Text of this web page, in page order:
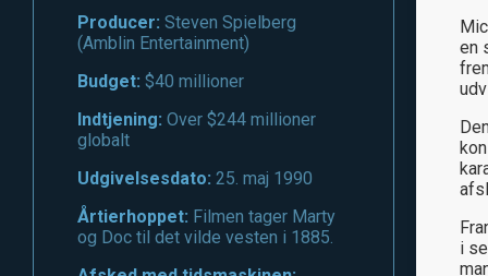
Producer: Steven Spielberg
(Amblin Entertainment)
Budget: $40 millioner
Indtjening: Over $244 millioner
globalt
Udgivelsesdato: 25. maj 1990
Årtierhoppet: Filmen tager Marty
og Doc til det vilde vesten i 1885.
en
i